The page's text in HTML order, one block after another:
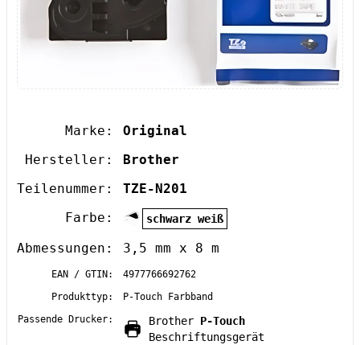
Marke:
Original
Hersteller:
Brother
Teilenummer:
TZE-N201
Farbe:
schwarz weiß
Abmessungen: 3,5 mm x 8 m
EAN / GTIN:
4977766692762
Produkttyp:
P-Touch Farbband
Passende Drucker:
Brother P-Touch
Beschriftungsgerät